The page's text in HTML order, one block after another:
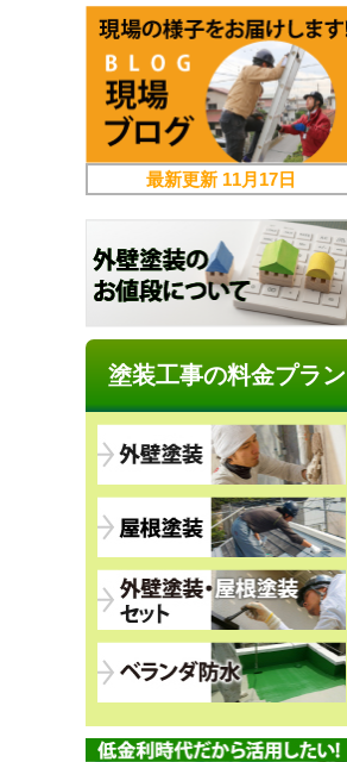
最新更新 11月17日
塗装工事の料金プラン